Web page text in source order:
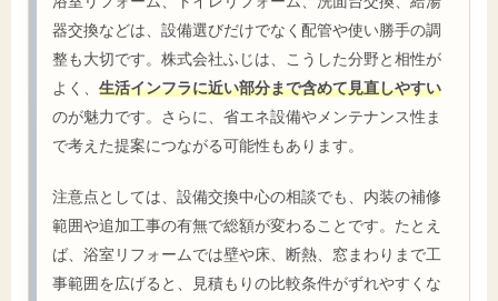
器交換などは、設備選びだけでなく配管や使い勝手の調
整も大切です。株式会社ふじは、こうした分野と相性が
よく、 生活インフラに近い部分まで含めて見直しやすい
のが魅力です。さらに、省エネ設備やメンテナンス性ま
で考えた提案につながる可能性もあります。
注意点としては、設備交換中心の相談でも、内装の補修
範囲や追加工事の有無で総額が変わることです。たとえ
ば、浴室リフォームでは壁や床、断熱、窓まわりまで工
事範囲を広げると、見積もりの比較条件がずれやすくな